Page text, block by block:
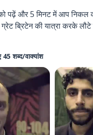
पढ़ें और 5 मिनट में आप निकल
ब्रिटेन की यात्रा करके लौटे
शब्द/वाक्यांश